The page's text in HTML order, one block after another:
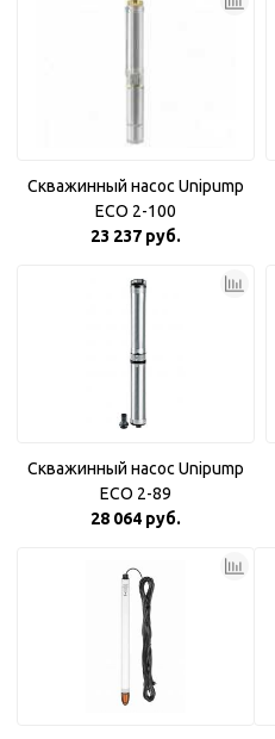
Скважинный насос Unipump
ECO 2-100
23 237 руб.
Скважинный насос Unipump
ECO 2-89
28 064 руб.